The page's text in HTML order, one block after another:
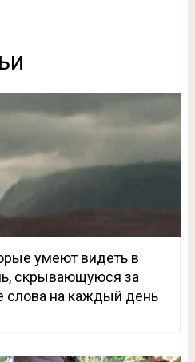
умеют видеть в
скрывающуюся за
на каждый день